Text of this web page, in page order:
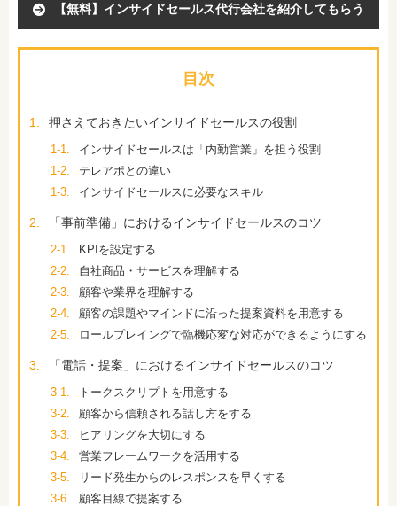
【無料】インサイドセールス代行会社を紹介してもらう
目次
1. 押さえておきたいインサイドセールスの役割
1-1.
インサイドセールスは「内勤営業」を担う役割
1-2.
テレアポとの違い
1-3.
インサイドセールスに必要なスキル
2. 「事前準備」におけるインサイドセールスのコツ
2-1.
KPIを設定する
2-2.
自社商品・サービスを理解する
2-3.
顧客や業界を理解する
2-4.
顧客の課題やマインドに沿った提案資料を用意する
2-5.
ロールプレイングで臨機応変な対応ができるようにする
3. 「電話・提案」におけるインサイドセールスのコツ
3-1.
トークスクリプトを用意する
3-2.
顧客から信頼される話し方をする
3-3.
ヒアリングを大切にする
3-4.
営業フレームワークを活用する
3-5.
リード発生からのレスポンスを早くする
3-6.
顧客目線で提案する